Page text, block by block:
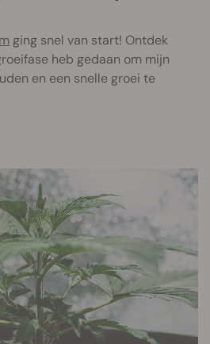
ging snel van start! Ontdek
heb gedaan om mijn
en een snelle groei te